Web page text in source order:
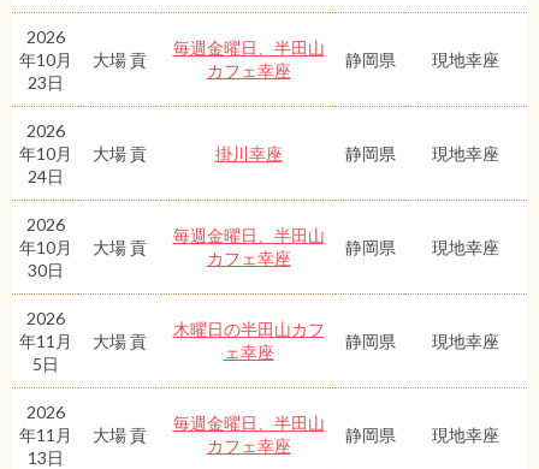
2026
年10月
23日
大場 貢
毎週金曜日、半田山
カフェ幸座
静岡県 現地幸座
2026
年10月
24日
大場 貢 掛川幸座 静岡県 現地幸座
2026
年10月
30日
大場 貢
毎週金曜日、半田山
カフェ幸座
静岡県 現地幸座
2026
年11月
5日
大場 貢
木曜日の半田山カフ
ェ幸座
静岡県 現地幸座
2026
年11月
13日
大場 貢
毎週金曜日、半田山
カフェ幸座
静岡県 現地幸座